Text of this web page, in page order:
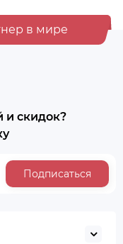
в мире
и скидок?
Подписаться